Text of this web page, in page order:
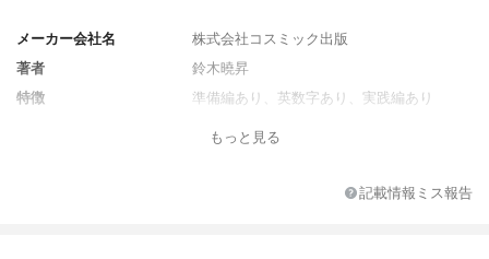
メーカー会社名
株式会社コスミック出版
著者
鈴木曉昇
特徴
準備編あり、英数字あり、実践編あり
もっと見る
記載情報ミス報告